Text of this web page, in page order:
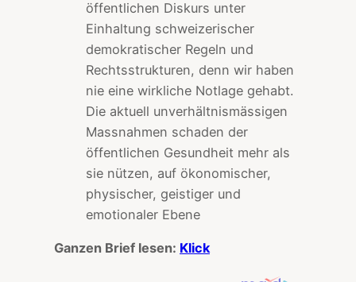
öffentlichen Diskurs unter
Einhaltung schweizerischer
demokratischer Regeln und
Rechtsstrukturen, denn wir haben
nie eine wirkliche Notlage gehabt.
Die aktuell unverhältnismässigen
Massnahmen schaden der
öffentlichen Gesundheit mehr als
sie nützen, auf ökonomischer,
physischer, geistiger und
emotionaler Ebene
Ganzen Brief lesen: Klick